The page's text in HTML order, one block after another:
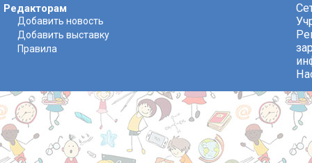
Редакторам
Добавить новость
Добавить выставку
Правила